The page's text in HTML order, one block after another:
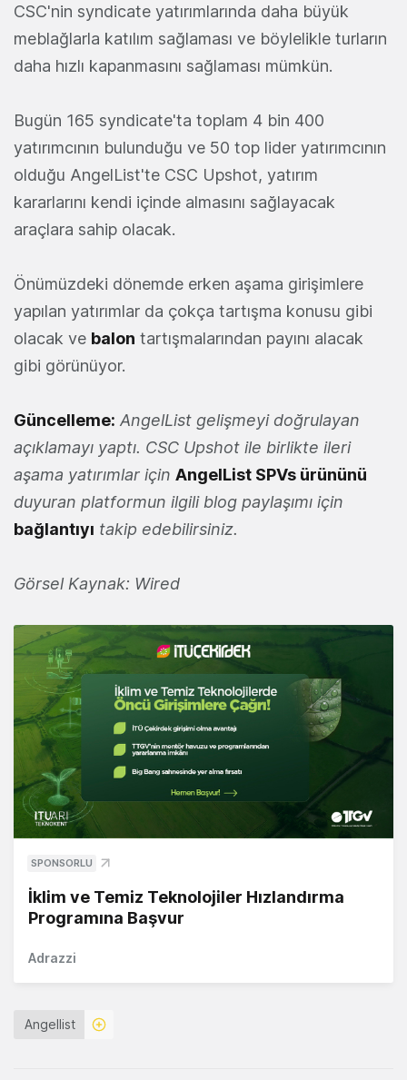
CSC'nin syndicate yatırımlarında daha büyük
meblağlarla katılım sağlaması ve böylelikle turların
daha hızlı kapanmasını sağlaması mümkün.
Bugün 165 syndicate'ta toplam 4 bin 400
yatırımcının bulunduğu ve 50 top lider yatırımcının
olduğu AngelList'te CSC Upshot, yatırım
kararlarını kendi içinde almasını sağlayacak
araçlara sahip olacak.
Önümüzdeki dönemde erken aşama girişimlere
yapılan yatırımlar da çokça tartışma konusu gibi
olacak ve balon tartışmalarından payını alacak
gibi görünüyor.
Güncelleme: AngelList gelişmeyi doğrulayan
açıklamayı yaptı. CSC Upshot ile birlikte ileri
aşama yatırımlar için AngelList SPVs ürününü
duyuran platformun ilgili blog paylaşımı için
bağlantıyı takip edebilirsiniz.
Görsel Kaynak: Wired
SPONSORLU
İklim ve Temiz Teknolojiler Hızlandırma
Programına Başvur
Adrazzi
Angellist